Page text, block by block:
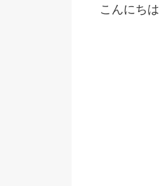
こんにち